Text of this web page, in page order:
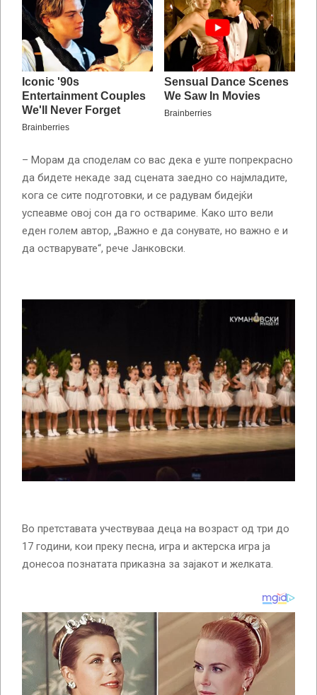
– Морам да споделам со вас дека е уште попрекрасно
да бидете некаде зад сцената заедно со најмладите,
кога се сите подготовки, и се радувам бидејќи
успеавме овој сон да го оствариме. Како што вели
еден голем автор, „Важно е да сонувате, но важно е и
да остварувате“, рече Јанковски.
Во претставата учествуваа деца на возраст од три до
17 години, кои преку песна, игра и актерска игра ја
донесоа познатата приказна за зајакот и желката.